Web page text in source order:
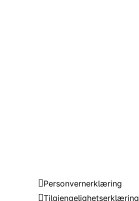
Personvernerklæring
Tilgjengelighetserklæring